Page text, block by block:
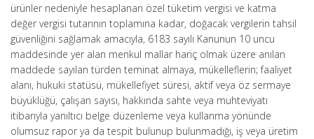
ürünler nedeniyle hesaplanan özel tüketim vergisi ve katma
değer vergisi tutarının toplamına kadar, doğacak vergilerin tahsil
güvenliğini sağlamak amacıyla, 6183 sayılı Kanunun 10 uncu
maddesinde yer alan menkul mallar hariç olmak üzere anılan
maddede sayılan türden teminat almaya, mükelleflerin; faaliyet
alanı, hukuki statüsü, mükellefiyet süresi, aktif veya öz sermaye
büyüklüğü, çalışan sayısı, hakkında sahte veya muhteviyatı
itibarıyla yanıltıcı belge düzenleme veya kullanma yönünde
olumsuz rapor ya da tespit bulunup bulunmadığı, iş veya üretim